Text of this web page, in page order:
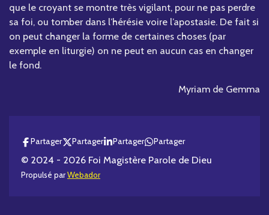
que le croyant se montre très vigilant, pour ne pas perdre
sa foi, ou tomber dans l’hérésie voire l’apostasie. De fait si
on peut changer la forme de certaines choses (par
exemple en liturgie) on ne peut en aucun cas en changer
le fond.
Myriam de Gemma
Partager Partager Partager Partager
© 2024 - 2026 Foi Magistère Parole de Dieu
Propulsé parWebador